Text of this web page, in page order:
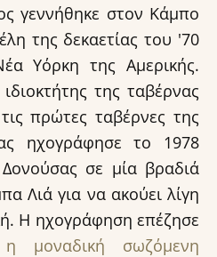
γεννήθηκε στον Κάμπο
της δεκαετίας του '70
Υόρκη της Αμερικής.
της ταβέρνας
πρώτες ταβέρνες της
ηχογράφησε το 1978
σε μία βραδιά
Λιά για να ακούει λίγη
Η ηχογράφηση επέζησε
η μοναδική σωζόμενη